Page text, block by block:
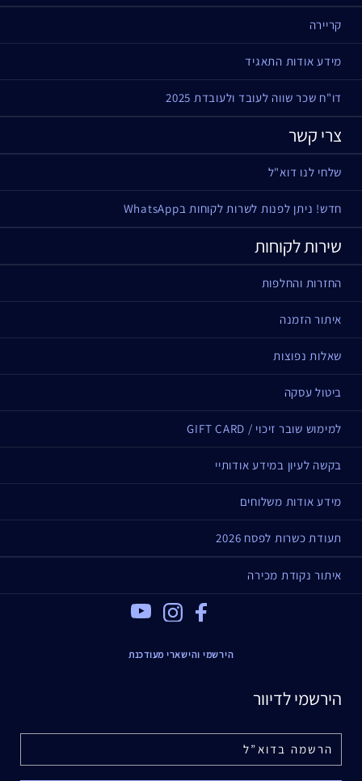
קריירה
מידע אודות התאגיד
דו"ח שכר שווה לעובד ולעובדת 2025
צרי קשר
שלחי לנו דוא"ל
חדש! ניתן לפנות לשרות לקוחות בWhatsApp
שירות לקוחות
החזרות והחלפות
איתור הזמנה
שאלות נפוצות
ביטול עסקה
למימוש שובר זיכוי / GIFT CARD
בקשה לעיון במידע אודותיי
מידע אודות משלוחים
תעודת כשרות לפסח 2026
איתור נקודת מכירה
Facebook
הירשמי והישארי מעודכנת
הירשמי לדיוור